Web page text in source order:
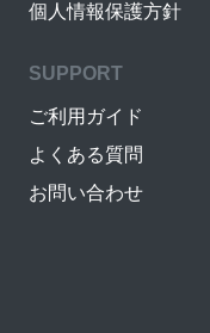
個人情報保護方針
SUPPORT
ご利用ガイド
よくある質問
お問い合わせ